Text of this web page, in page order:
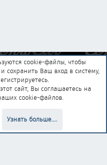
Главная
R
®
cookie-файлы, чтобы
сохранить Ваш вход в систему,
сайт, Вы соглашаетесь на
cookie-файлов.
Узнать больше....